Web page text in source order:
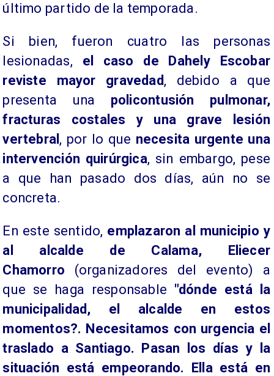
último partido de la temporada.
Si bien, fueron cuatro las personas
lesionadas, el caso de Dahely Escobar
reviste mayor gravedad, debido a que
presenta una policontusión pulmonar,
fracturas costales y una grave lesión
vertebral , por lo que necesita urgente una
intervención quirúrgica, sin embargo, pese
a que han pasado dos días, aún no se
concreta.
En este sentido, emplazaron al municipio y
al alcalde de Calama, Eliecer
Chamorro (organizadores del evento) a
que se haga responsable "dónde está la
municipalidad, el alcalde en estos
momentos?. Necesitamos con urgencia el
traslado a Santiago. Pasan los días y la
situación está empeorando. Ella está en